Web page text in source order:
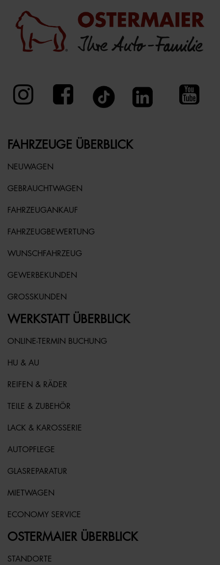
FAHRZEUGE ÜBERBLICK
NEUWAGEN
GEBRAUCHTWAGEN
FAHRZEUGANKAUF
FAHRZEUGBEWERTUNG
WUNSCHFAHRZEUG
GEWERBEKUNDEN
GROSSKUNDEN
WERKSTATT ÜBERBLICK
ONLINE-TERMIN BUCHUNG
HU & AU
REIFEN & RÄDER
TEILE & ZUBEHÖR
LACK & KAROSSERIE
AUTOPFLEGE
GLASREPARATUR
MIETWAGEN
ECONOMY SERVICE
OSTERMAIER ÜBERBLICK
STANDORTE